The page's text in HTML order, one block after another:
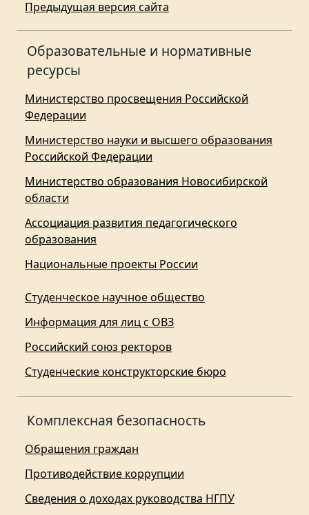
Предыдущая версия сайта
Образовательные и нормативные
ресурсы
Министерство просвещения Российской
Федерации
Министерство науки и высшего образования
Российской Федерации
Министерство образования Новосибирской
области
Ассоциация развития педагогического
образования
Национальные проекты России
Студенческое научное общество
Информация для лиц с ОВЗ
Российский союз ректоров
Студенческие конструкторские бюро
Комплексная безопасность
Обращения граждан
Противодействие коррупции
Сведения о доходах руководства НГПУ